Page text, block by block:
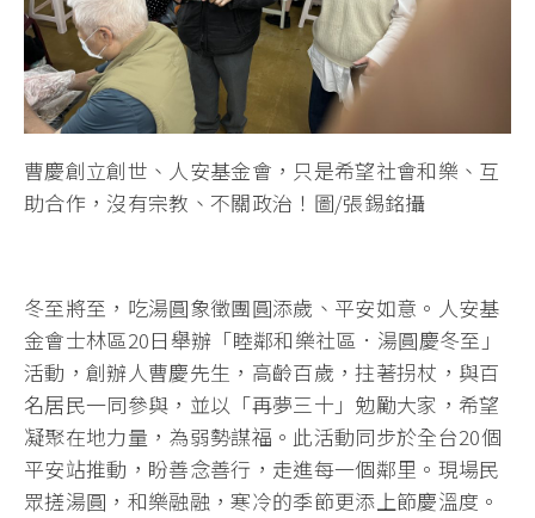
曹慶創立創世、人安基金會，只是希望社會和樂、互
助合作，沒有宗教、不關政治！圖/張錫銘攝
冬至將至，吃湯圓象徵團圓添歲、平安如意。人安基
金會士林區20日舉辦「睦鄰和樂社區．湯圓慶冬至」
活動，創辦人曹慶先生，高齡百歲，拄著拐杖，與百
名居民一同參與，並以「再夢三十」勉勵大家，希望
凝聚在地力量，為弱勢謀福。此活動同步於全台20個
平安站推動，盼善念善行，走進每一個鄰里。現場民
眾搓湯圓，和樂融融，寒冷的季節更添上節慶溫度。